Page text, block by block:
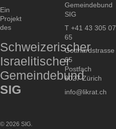
Ein
Projekt
des
Schweizerischer
Israelitischer
Gemeindebund
SIG
Gemeindebund
SIG
T +41 43 305 07
65
Gotthardstrasse
65
Postfach
8027 Zürich
info@likrat.ch
© 2026 SIG.